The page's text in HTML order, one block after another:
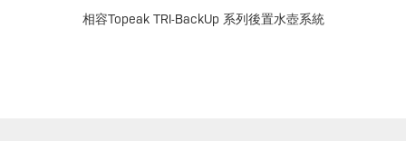
相容Topeak TRI-BackUp 系列後置水壺系統